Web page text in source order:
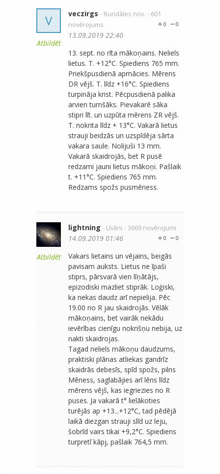
V
Atbildēt
veczirgs - Rundāles nov. - 601
novērojums
0
0
13.09.2019 22:40
13. sept. no rīta mākoņains. Neliels
lietus. T. +12°C. Spiediens 765 mm.
Priekšpusdienā apmācies. Mērens
DR vējš. T. līdz +16°C. Spiediens
turpināja krist. Pēcpusdienā palika
arvien tumšāks. Pievakarē sāka
stipri līt. un uzpūta mērens ZR vējš.
T. nokrita līdz + 13°C. Vakarā lietus
strauji beidzās un uzspīdēja sārta
vakara saule. Nolijuši 13 mm.
Vakarā skaidrojās, bet R pusē
redzami jauni lietus mākoņi. Pašlaik
t. +11°C. Spiediens 765 mm.
Redzams spožs pusmēness.
Atbildēt
lightning - Līvāni - 3669 novērojumi
0
0
14.09.2019 01:46
Vakars lietains un vējains, beigās
pavisam auksts. Lietus ne īpaši
stiprs, pārsvarā vien līņātājs,
epizodiski mazliet stiprāk. Loģiski,
ka nekas daudz arī nepielija. Pēc
19.00 no R jau skaidrojās. Vēlāk
mākoņains, bet vairāk nekādu
ievērības cienīgu nokrišņu nebija, uz
nakti skaidrojas.
Tagad neliels mākoņu daudzums,
praktiski plānas atliekas gandrīz
skaidrās debesīs, spīd spožs, pilns
Mēness, saglabājies arī lēns līdz
mērens vējš, kas iegriezies no R
puses. Ja vakarā t° lielākoties
turējās ap +13...+12°C, tad pēdējā
laikā diezgan strauji slīd uz leju,
šobrīd vairs tikai +9,2°C. Spiediens
turpretī kāpj, pašlaik 764,5 mm.